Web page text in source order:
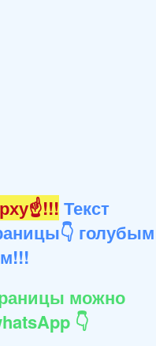
Текст
голубым
можно
👇